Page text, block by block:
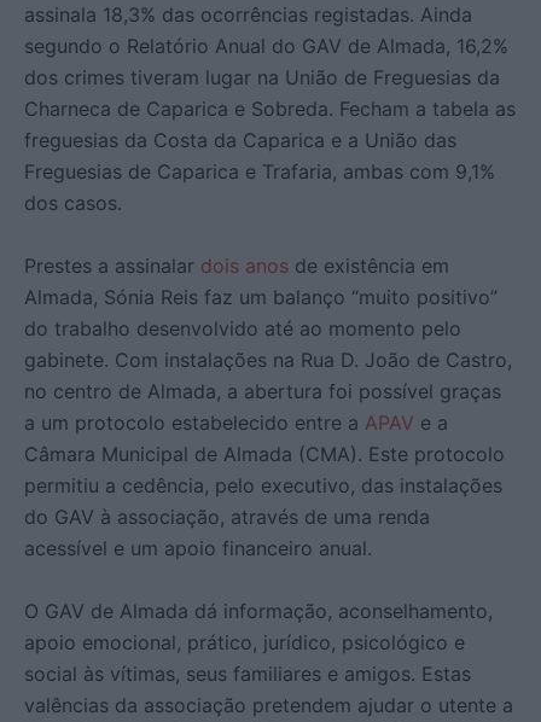
assinala 18,3% das ocorrências registadas. Ainda
segundo o Relatório Anual do GAV de Almada, 16,2%
dos crimes tiveram lugar na União de Freguesias da
Charneca de Caparica e Sobreda. Fecham a tabela as
freguesias da Costa da Caparica e a União das
Freguesias de Caparica e Trafaria, ambas com 9,1%
dos casos.
Prestes a assinalar dois anos de existência em
Almada, Sónia Reis faz um balanço “muito positivo”
do trabalho desenvolvido até ao momento pelo
gabinete. Com instalações na Rua D. João de Castro,
no centro de Almada, a abertura foi possível graças
a um protocolo estabelecido entre a APAV e a
Câmara Municipal de Almada (CMA). Este protocolo
permitiu a cedência, pelo executivo, das instalações
do GAV à associação, através de uma renda
acessível e um apoio financeiro anual.
O GAV de Almada dá informação, aconselhamento,
apoio emocional, prático, jurídico, psicológico e
social às vítimas, seus familiares e amigos. Estas
valências da associação pretendem ajudar o utente a